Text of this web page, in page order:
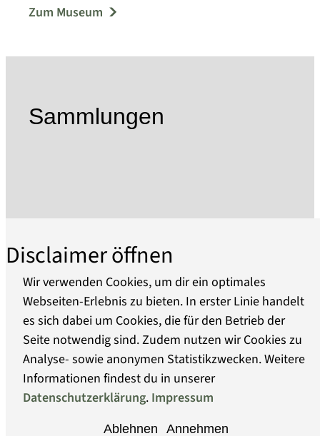
produzierendes technisches Museum und
1738 zurück, als eine erste Mühle in Betrieb
genommen wurde. Sie diente, wie die ihr
Kriegstagen 1945 aus und wurde zwischen 1983-
93 mit dem Ziel einer musealen Nutzung neu
errichtet. In den unteren Böden im gemauerten
Turm der Windmühle befindet sich die
Dauerausstellung, die sich u. a. mit der
Geschichte der Windmühlen im 18. und 19.
Jahrhundert und der Geschichte der
Historischen Mühle beschäftigt. Die Böden im
darüber liegenden hölzernen Achtkant dienen
Zum Museum
Sammlungen
Über uns
Barrierefreiheit
Datenschutz
Disclaimer öffnen
Wir verwenden Cookies, um dir ein optimales
Webseiten-Erlebnis zu bieten. In erster Linie handelt
es sich dabei um Cookies, die für den Betrieb der
Seite notwendig sind. Zudem nutzen wir Cookies zu
Analyse- sowie anonymen Statistikzwecken. Weitere
Informationen findest du in unserer
Datenschutzerklärung. Impressum
Ablehnen Annehmen